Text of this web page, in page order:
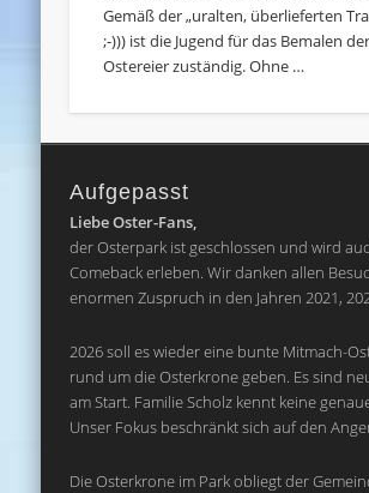
Gemäß der „uralten, überlieferten
;-))) ist die Jugend für das Bemalen der
Ostereier zuständig. Ohne …
Aufgepasst
Liebe Oster-Fans,
der Osterpark ist geschlossen und wird
Comeback erleben. Wir danken allen
enormen Zuspruch in den Jahren 2021,
2026 soll es wieder eine bunte Mitmach-
rund um die Osterkrone geben. Es sind
am Start. Familie Scholz kennt keine
Unser Fokus beschränkt sich auf den
Die Osterkrone im Park obliegt der